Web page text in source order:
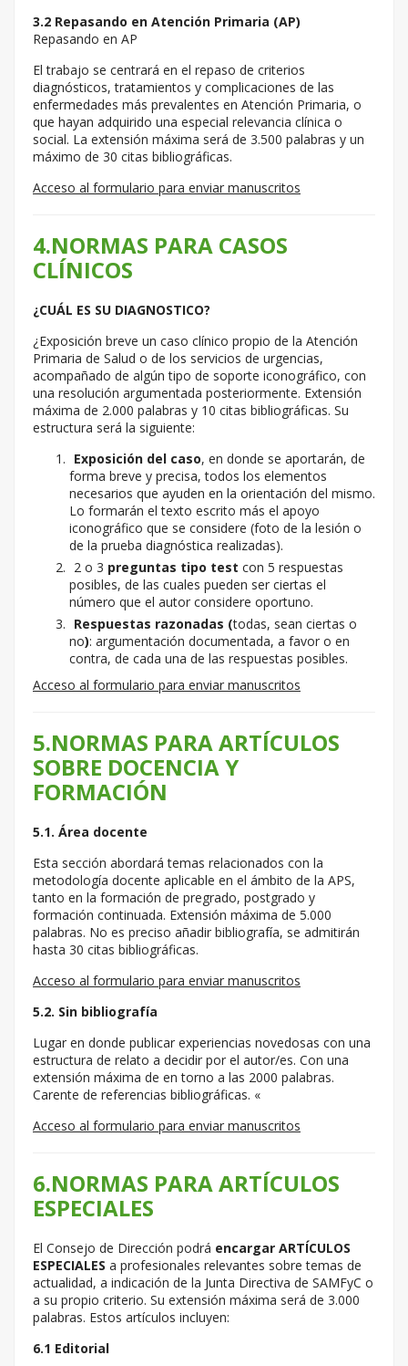
3.2 Repasando en Atención Primaria (AP)
Repasando en AP
El trabajo se centrará en el repaso de criterios
diagnósticos, tratamientos y complicaciones de las
enfermedades más prevalentes en Atención Primaria, o
que hayan adquirido una especial relevancia clínica o
social. La extensión máxima será de 3.500 palabras y un
máximo de 30 citas bibliográficas.
Acceso al formulario para enviar manuscritos
4.NORMAS PARA CASOS
CLÍNICOS
¿CUÁL ES SU DIAGNOSTICO?
¿Exposición breve un caso clínico propio de la Atención
Primaria de Salud o de los servicios de urgencias,
acompañado de algún tipo de soporte iconográfico, con
una resolución argumentada posteriormente. Extensión
máxima de 2.000 palabras y 10 citas bibliográficas. Su
estructura será la siguiente:
Exposición del caso, en donde se aportarán, de
forma breve y precisa, todos los elementos
necesarios que ayuden en la orientación del mismo.
Lo formarán el texto escrito más el apoyo
iconográfico que se considere (foto de la lesión o
de la prueba diagnóstica realizadas).
2 o 3 preguntas tipo test con 5 respuestas
posibles, de las cuales pueden ser ciertas el
número que el autor considere oportuno.
Respuestas razonadas (todas, sean ciertas o
no): argumentación documentada, a favor o en
contra, de cada una de las respuestas posibles.
Acceso al formulario para enviar manuscritos
5.NORMAS PARA ARTÍCULOS
SOBRE DOCENCIA Y
FORMACIÓN
5.1. Área docente
Esta sección abordará temas relacionados con la
metodología docente aplicable en el ámbito de la APS,
tanto en la formación de pregrado, postgrado y
formación continuada. Extensión máxima de 5.000
palabras. No es preciso añadir bibliografía, se admitirán
hasta 30 citas bibliográficas.
Acceso al formulario para enviar manuscritos
5.2. Sin bibliografía
Lugar en donde publicar experiencias novedosas con una
estructura de relato a decidir por el autor/es. Con una
extensión máxima de en torno a las 2000 palabras.
Carente de referencias bibliográficas. «
Acceso al formulario para enviar manuscritos
6.NORMAS PARA ARTÍCULOS
ESPECIALES
El Consejo de Dirección podrá encargar ARTÍCULOS
ESPECIALES a profesionales relevantes sobre temas de
actualidad, a indicación de la Junta Directiva de SAMFyC o
a su propio criterio. Su extensión máxima será de 3.000
palabras. Estos artículos incluyen:
6.1 Editorial